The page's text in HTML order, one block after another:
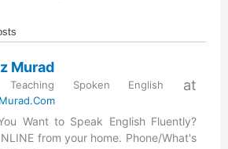
Murad
Spoken English at
Want to Speak English Fluently?
from your home. Phone/What's